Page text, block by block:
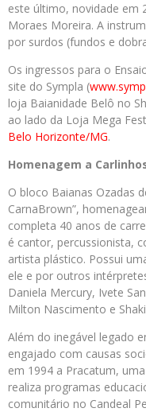
este último, novidade em
Moraes Moreira. A
por surdos (fundos e
Os ingressos para o
site do Sympla (
loja Baianidade Belô no
ao lado da Loja Mega
Belo Horizonte/MG.
Homenagem a
O bloco Baianas Ozadas
CarnaBrown”,
completa 40 anos de
é cantor, percussionista,
artista plástico. Possui
ele e por outros
Daniela Mercury, Ivete
Milton Nascimento e
Além do inegável legado
engajado com causas
em 1994 a Pracatum,
realiza programas
comunitário no Candeal